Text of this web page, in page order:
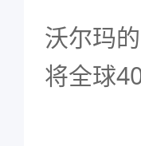
沃尔玛
将全球